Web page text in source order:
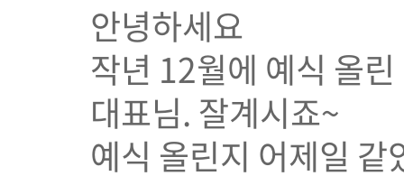
안녕하세요
작년 12월에 예식 올
대표님. 잘계시죠~
예식 올린지 어제일